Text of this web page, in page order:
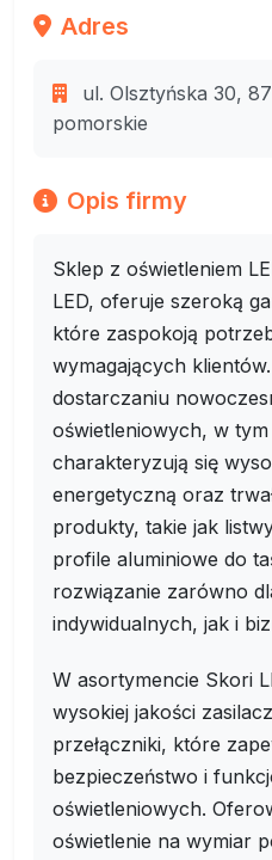
Adres
ul. Olsztyńska 30,
pomorskie
Opis firmy
Sklep z oświetleniem
LED, oferuje szeroką
które zaspokoją
wymagających
dostarczaniu
oświetleniowych, w
charakteryzują się
energetyczną oraz
produkty, takie jak
profile aluminiowe do
rozwiązanie zarówno
indywidualnych, jak i
W asortymencie Skori
wysokiej jakości
przełączniki, które
bezpieczeństwo i
oświetleniowych.
oświetlenie na wymiar